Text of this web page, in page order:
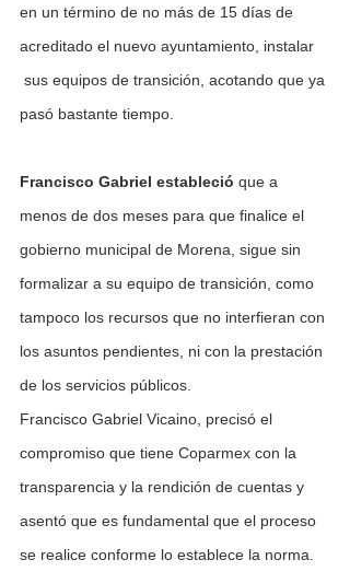
en un término de no más de 15 días de
acreditado el nuevo ayuntamiento, instalar
sus equipos de transición, acotando que ya
pasó bastante tiempo.
Francisco Gabriel estableció que a
menos de dos meses para que finalice el
gobierno municipal de Morena, sigue sin
formalizar a su equipo de transición, como
tampoco los recursos que no interfieran con
los asuntos pendientes, ni con la prestación
de los servicios públicos.
Francisco Gabriel Vicaino, precisó el
compromiso que tiene Coparmex con la
transparencia y la rendición de cuentas y
asentó que es fundamental que el proceso
se realice conforme lo establece la norma.